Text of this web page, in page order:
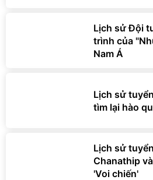
Lịch sử Đội
trình của
Nam Á
Lịch sử
tìm lại hào
Lịch sử
Chanathip
'Voi chiến'